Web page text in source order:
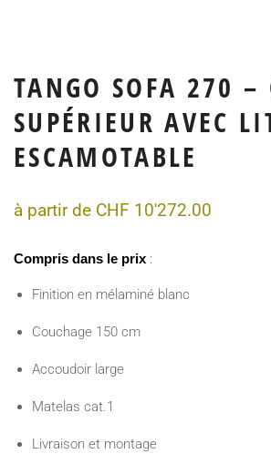
TANGO SOFA 270 –
SUPÉRIEUR AVEC
ESCAMOTABLE
à partir de CHF 10'272.00
Compris dans le prix :
Finition en mélaminé blanc
Couchage 150 cm
Accoudoir large
Matelas cat.1
Livraison et montage